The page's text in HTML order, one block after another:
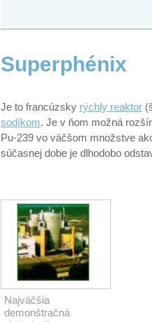
Superphénix
Je to francúzsky rýchly reaktor
sodíkom. Je v ňom možná
Pu-239 vo väčšom množstve
súčasnej dobe je dlhodobo
Najväčšia
demonštračná